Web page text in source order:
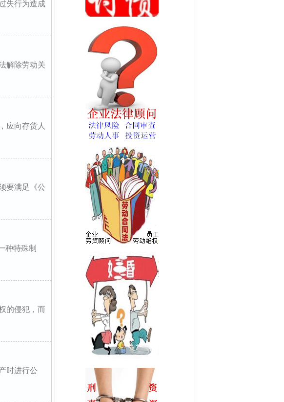
失行为造成
解除劳动关
应向存货人
要满足《公
种特殊制
的侵犯，而
时进行公